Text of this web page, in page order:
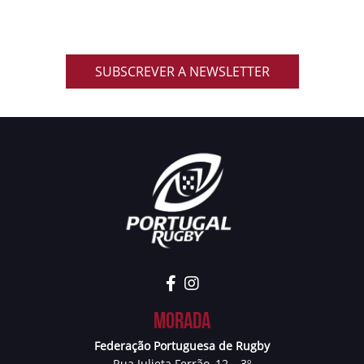
SUBSCREVER A NEWSLETTER
Morada
Federação Portuguesa de Rugby